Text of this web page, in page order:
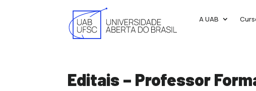
A UAB
Editais – Professor